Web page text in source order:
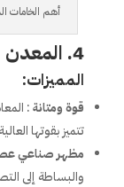
أهم الخامات
4. المعدن
المميزات:
قوة ومتانة:
تتميز بقوتها
مظهر صناعي
والبساطة إلى